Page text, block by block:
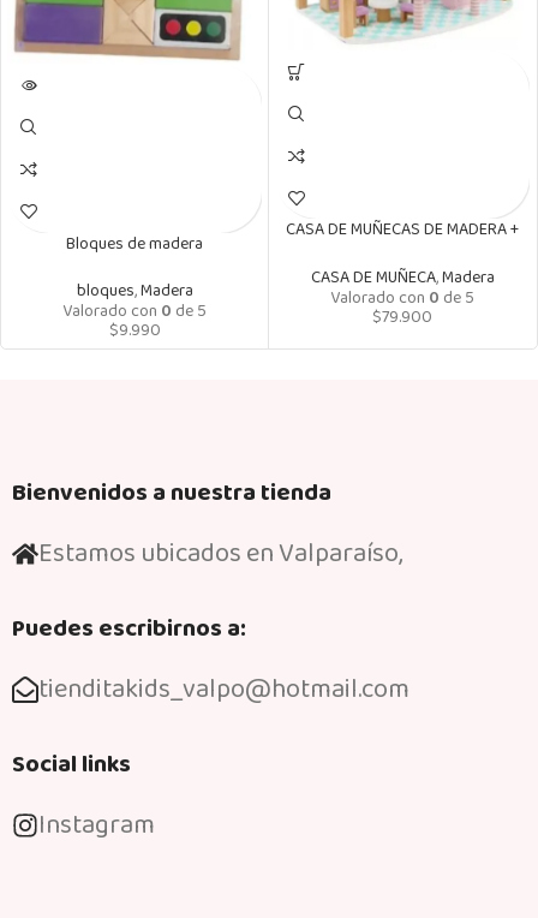
Bloques de madera
bloques,Madera
Valorado con 0 de 5
$9.990
CASA DE MUÑECAS DE MADERA +
CASA DE MUÑECA,Madera
Valorado con 0 de 5
$79.900
Bienvenidos a nuestra tienda
Estamos ubicados en Valparaíso,
Puedes escribirnos a:
tienditakids_valpo@hotmail.com
Social links
Instagram